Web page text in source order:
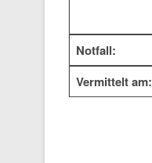
Notfall:
Vermittelt am: